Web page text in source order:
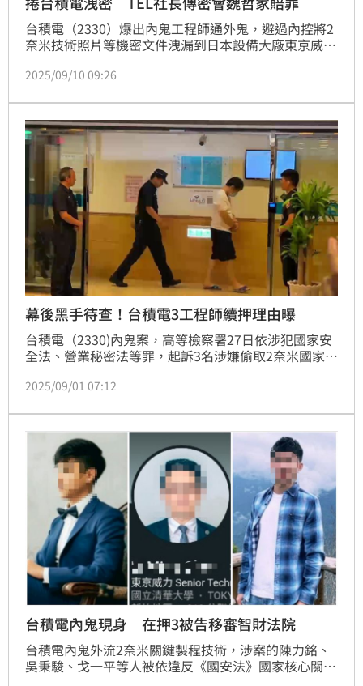
台積電（2330）爆出內鬼工程師通外鬼，避過內控將2
奈米技術照片等機密文件洩漏到日本設備大廠東京威力
程師涉案，遭羈押禁見3個月。檢方不排除有其他共
樹每年9月都會來台灣參加半導體展，並參加國際半導
體協會（SEMI）的活動，昨晚卻罕見缺席，原因也曝
光了，傳出他前往新竹私下拜訪台積電董事長暨總裁魏
哲家…
2025/09/10 09:26
幕後黑手待查！台積電3工程師續押理由曝
台積電（2330)內鬼案，高等檢察署27日依涉犯國家安
全法、營業秘密法等罪，起訴3名涉嫌偷取2奈米國家核
產及商業法院召開羈押庭，認3人雖坦承犯行，但供詞
尚有其他可能涉案之法人或自然人，已分案偵辦中，因
此裁定繼續羈押3月。可抗告。
2025/09/01 07:12
台積電內鬼現身 在押3被告移審智財法院
台積電內鬼外流2奈米關鍵製程技術，涉案的陳力銘、
吳秉駿、戈一平等人被依違反《國安法》國家核心關鍵